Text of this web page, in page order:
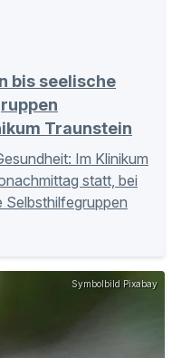
bis seelische
Traunstein
Im Klinikum
statt, bei
Selbsthilfegruppen
Symbolbild Pixabay